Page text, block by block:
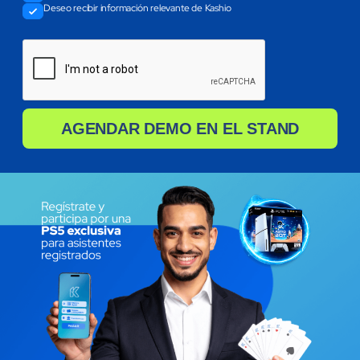
Deseo recibir información relevante de Kashio